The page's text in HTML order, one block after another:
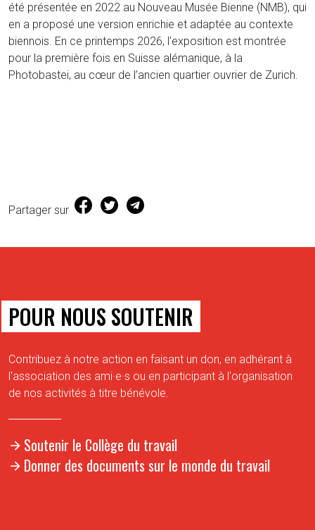
été présentée en 2022 au Nouveau Musée Bienne (NMB), qui
en a proposé une version enrichie et adaptée au contexte
biennois. En ce printemps 2026, l'exposition est montrée
pour la première fois en Suisse alémanique, à la
Photobastei, au cœur de l’ancien quartier ouvrier de Zurich.
Partager sur (s'ouvre dans une nouvelle fenêtre)
(s'ouvre dans une nouvelle fenêtre)
POUR NOUS SOUTENIR
Contribuez à notre action en faisant un don, en adhérant à
l'association des ami·e·s ou en participant à l'organisation
de nos activités à titre bénévole.
Soutenir le Collège du travail
Donner des documents sur le monde du travail